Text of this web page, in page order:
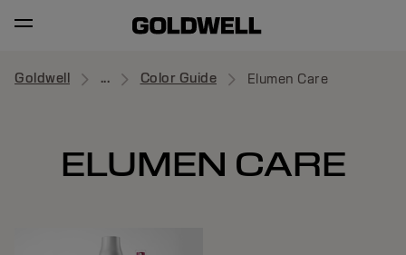
Goldwell ... Color Guide Elumen Care
ELUMEN CARE